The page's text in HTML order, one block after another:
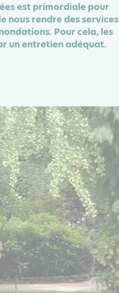
est primordiale pour
nous rendre des services
Pour cela, les
un entretien adéquat.